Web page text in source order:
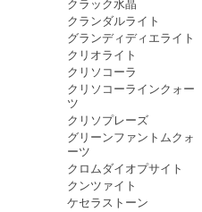
クラック水晶
クランダルライト
グランディディエライト
クリオライト
クリソコーラ
クリソコーラインクォー
ツ
クリソプレーズ
グリーンファントムクォ
ーツ
クロムダイオプサイト
クンツァイト
ケセラストーン